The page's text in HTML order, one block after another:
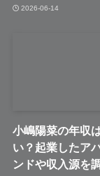
2026-06-14
小嶋陽菜の年収
い？起業したア
ンドや収入源を